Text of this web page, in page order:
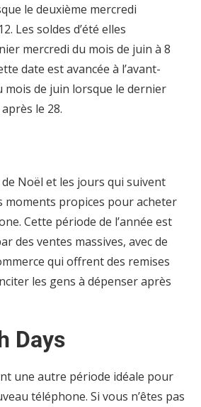
le deuxième mercredi
Les soldes d’été elles
mercredi du mois de juin à 8
date est avancée à l’avant-
mois de juin lorsque le dernier
le 28.
Noël et les jours qui suivent
moments propices pour acheter
Cette période de l’année est
des ventes massives, avec de
qui offrent des remises
les gens à dépenser après
Days
une autre période idéale pour
téléphone. Si vous n’êtes pas